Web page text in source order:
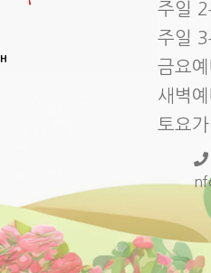
주일
주일
금요
새벽
토요